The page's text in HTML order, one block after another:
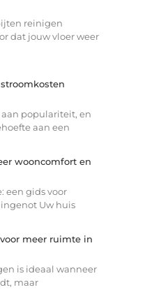
reinigen
dat jouw vloer weer
populariteit, en
aan een
wooncomfort en
een gids voor
Uw huis
meer ruimte in
is ideaal wanneer
maar